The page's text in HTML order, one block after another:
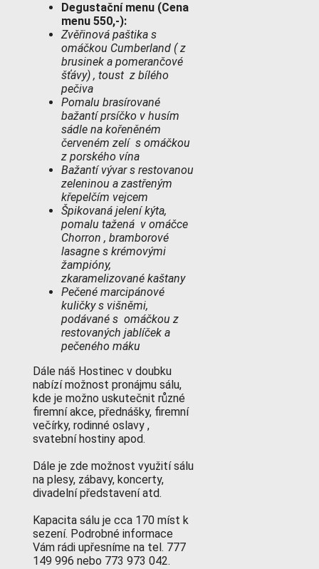
Degustační menu (Cena
menu 550,-):
Zvěřinová paštika s
omáčkou Cumberland ( z
brusinek a pomerančové
šťávy) , toust z bílého
pečiva
Pomalu brasírované
bažantí prsíčko v husím
sádle na kořeněném
červeném zelí s omáčkou
z porského vína
Bažantí vývar s restovanou
zeleninou a zastřeným
křepelčím vejcem
Špikovaná jelení kýta,
pomalu tažená v omáčce
Chorron , bramborové
lasagne s krémovými
žampióny,
zkaramelizované kaštany
Pečené marcipánové
kuličky s višněmi,
podávané s omáčkou z
restovaných jablíček a
pečeného máku
Dále náš Hostinec v doubku
nabízí možnost pronájmu sálu,
kde je možno uskutečnit různé
firemní akce, přednášky, firemní
večírky, rodinné oslavy ,
svatební hostiny apod.
Dále je zde možnost využití sálu
na plesy, zábavy, koncerty,
divadelní představení atd.
Kapacita sálu je cca 170 míst k
sezení. Podrobné informace
Vám rádi upřesníme na tel. 777
149 996 nebo 773 973 042.